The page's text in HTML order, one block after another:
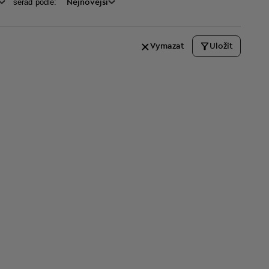
seraď podle: Nejnovější
Vymazat Uložit